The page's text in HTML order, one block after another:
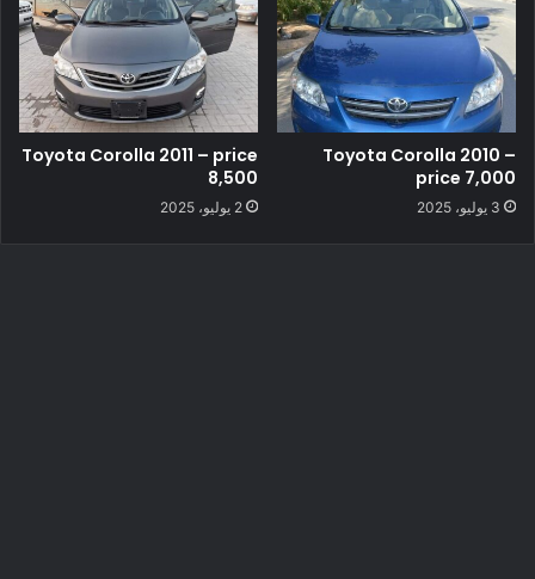
Toyota Corolla 2010 –
price 7,000
3 يوليو، 2025
Toyota Corolla 2011 – price
8,500
2 يوليو، 2025